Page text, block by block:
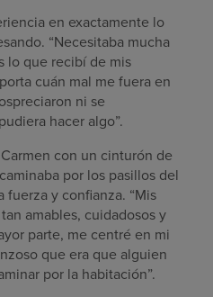
en exactamente lo
“Necesitaba mucha
lo que recibí de mis
cuán mal me fuera en
ni se
hacer algo”.
con un cinturón de
por los pasillos del
fuerza y confianza. “Mis
amables, cuidadosos y
parte, me centré en mi
que era que alguien
por la habitación”.